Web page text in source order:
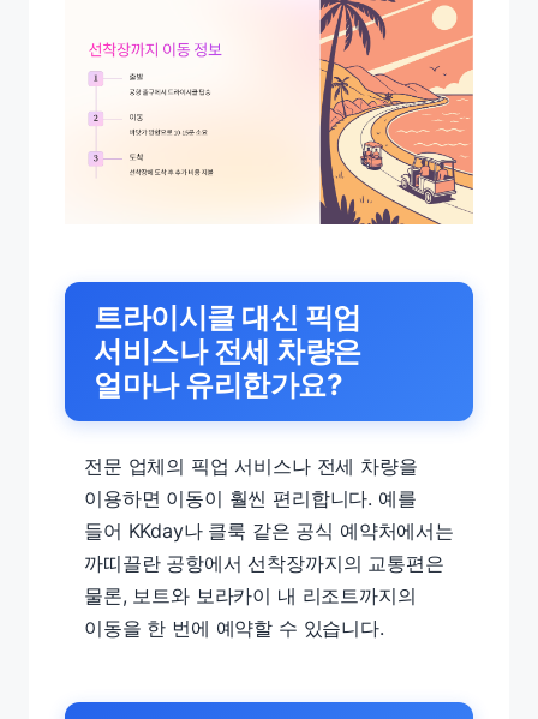
트라이시클 대신 픽업
서비스나 전세 차량은
얼마나 유리한가요?
전문 업체의 픽업 서비스나 전세 차량을
이용하면 이동이 훨씬 편리합니다. 예를
들어 KKday나 클룩 같은 공식 예약처에서는
까띠끌란 공항에서 선착장까지의 교통편은
물론, 보트와 보라카이 내 리조트까지의
이동을 한 번에 예약할 수 있습니다.